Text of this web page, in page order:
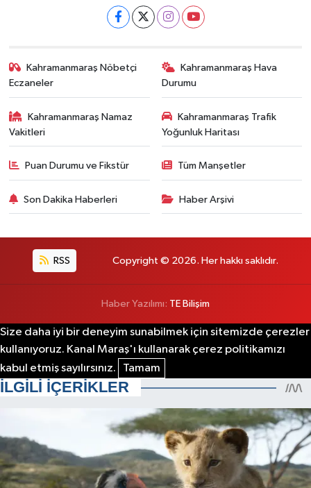
Kahramanmaraş Nöbetçi
Eczaneler
Kahramanmaraş Hava
Durumu
Kahramanmaraş Namaz
Vakitleri
Kahramanmaraş Trafik
Yoğunluk Haritası
Puan Durumu ve Fikstür Tüm Manşetler
Son Dakika Haberleri Haber Arşivi
RSS Copyright © 2026. Her hakkı saklıdır.
Haber Yazılımı: TE Bilişim
Size daha iyi bir deneyim sunabilmek için sitemizde çerezler
kullanıyoruz. Kanal Maraş'ı kullanarak çerez politikamızı
kabul etmiş sayılırsınız.
Tamam